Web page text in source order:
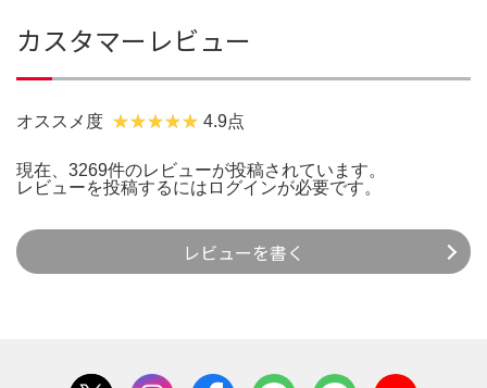
カスタマーレビュー
オススメ度 4.9点
現在、3269件のレビューが投稿されています。
レビューを投稿するには ログインが必要です。
レビューを書く